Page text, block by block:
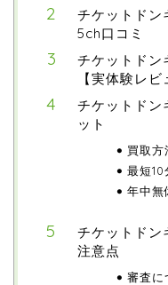
チケットドン
5ch口コミ
チケットドン
【実体験レビ
チケットドン
ット
買取方
最短
年中無
チケットドン
注意点
審査に